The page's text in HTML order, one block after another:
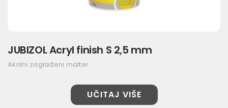
JUBIZOL Acryl finish S 2,5 mm
Akrilni zaglađeni malter
UČITAJ VIŠE